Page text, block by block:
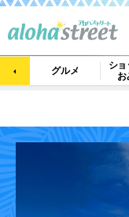
グルメ
シ
お